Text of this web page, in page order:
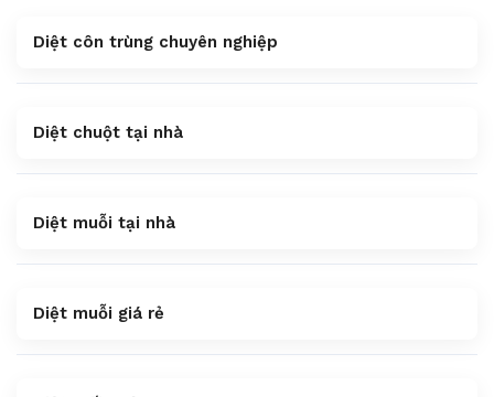
Diệt côn trùng chuyên nghiệp
Diệt chuột tại nhà
Diệt muỗi tại nhà
Diệt muỗi giá rẻ